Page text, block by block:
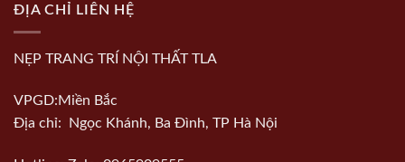
ĐỊA CHỈ LIÊN HỆ
NẸP TRANG TRÍ NỘI THẤT TLA
VPGD:Miền Bắc
Địa chỉ: Ngọc Khánh, Ba Đình, TP Hà Nội